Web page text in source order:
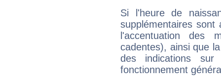
Si l'heure de
supplémentaires sont
l'accentuation des
cadentes), ainsi que
des indications sur
fonctionnement